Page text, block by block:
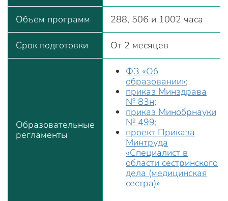
Объем программ 288, 506 и 1002 часа
Срок подготовки От 2 месяцев
Образовательные
регламенты
ФЗ «Об
образовании»;
приказ Минздрава
№ 83н;
приказ Минобрнауки
№ 499;
проект Приказа
Минтруда
«Специалист в
области сестринского
дела (медицинская
сестра)»